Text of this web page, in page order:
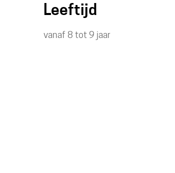
Leeftijd
vanaf 8 tot 9 jaar